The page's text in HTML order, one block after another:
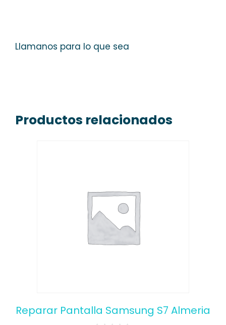
Llamanos para lo que sea
Productos relacionados
Reparar Pantalla Samsung S7 Almeria